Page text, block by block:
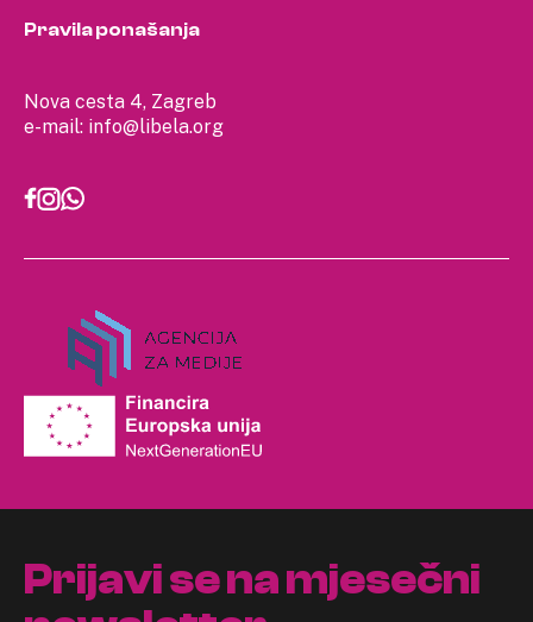
Nova cesta 4, Zagreb
e-mail: info@libela.org
Pravila ponašanja
Prijavi se na mjesečni